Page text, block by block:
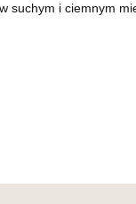
suchym i ciemnym